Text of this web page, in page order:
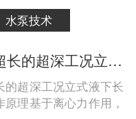
水泵技术
液下深度超长的超深工况立式液下长轴泵工作原理和技术核心
的超深工况立式液下长
理基于离心力作用，